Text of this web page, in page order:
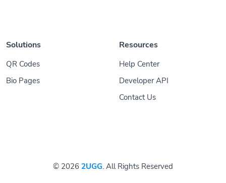
Solutions
QR Codes
Bio Pages
Resources
Help Center
Developer API
Contact Us
© 2026 2UGG. All Rights Reserved